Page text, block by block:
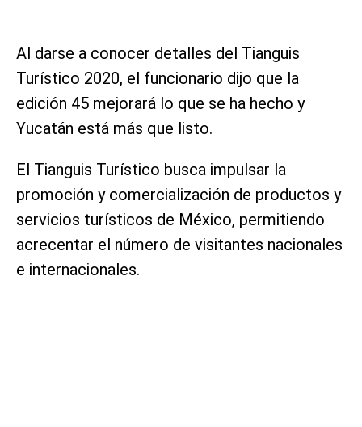
Al darse a conocer detalles del Tianguis
Turístico 2020, el funcionario dijo que la
edición 45 mejorará lo que se ha hecho y
Yucatán está más que listo.
El Tianguis Turístico busca impulsar la
promoción y comercialización de productos y
servicios turísticos de México, permitiendo
acrecentar el número de visitantes nacionales
e internacionales.